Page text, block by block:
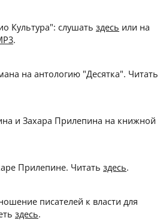
Культура": слушать здесь или на
.
на антологию "Десятка". Читать
и Захара Прилепина на книжной
Прилепине. Читать здесь.
писателей к власти для
здесь.